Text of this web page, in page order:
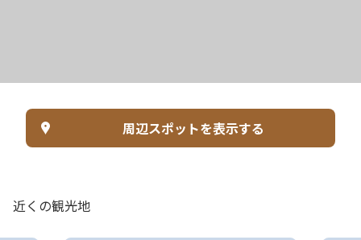
周辺スポットを表示する
近くの観光地